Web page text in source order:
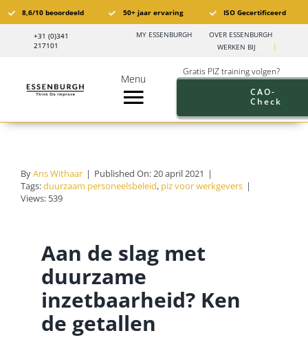
Ga
naar
inhoud
8,6/10 beoordeeld 50+ jaar ervaring ISO Gecertificeerd
+31 (0)341
217101
MY ESSENBURGH
OVER ESSENBURGH
WERKEN BIJ
|
Menu
Toggle
PIZ Trainingen
Branches
Pensioen aanbod werkgevers
Pensioenblij
Gratis PIZ training volgen?
CAO-
Check
ByAns Withaar | Published On: 20 april 2021 |
Tags:duurzaam personeelsbeleid, piz voor werkgevers |
Views: 539
Aan de slag met
duurzame
inzetbaarheid? Ken
de getallen